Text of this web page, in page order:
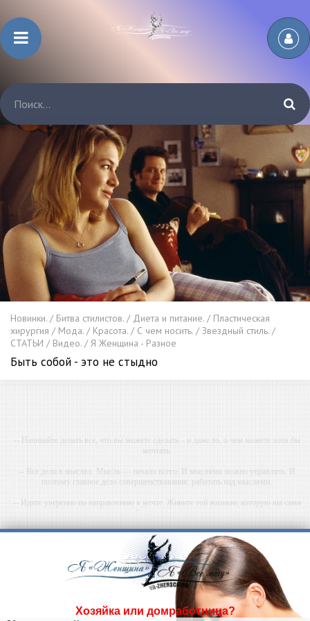
Новинки. / Битва стилистов. / Диета и питание. / Пластическая
хирургия / Мода. / Красота. / С чем носить. / Звездный стиль. /
СТАТЬИ / Видео. / Я Женщина - Разное
Быть собой - это не стыдно
-- Начинайте делать все, что вы можете сделать – и даже то, о чем можете хотя бы
мечтать.
-- Все дело в мыслях. Мысль — начало всего. И мыслями можно управлять. И
поэтому главное дело совершенствования: работать над мыслями.
-- Идите уверенно по направлению к мечте. Живите той жизнью, которую вы сами
-- Самое большое богатство — это ум. Самая большая нищета — глупость. Из всех
страхов самый пугающий — самолюбование.
-- Лучшее, что можно сделать с хорошим советом, это пропустить его мимо ушей. Он
никогда не бывает полезен никому, кроме того, кто его дал.
-- Люблю давать советы и очень не люблю, когда их дают мне.
Хозяйка или домработница?